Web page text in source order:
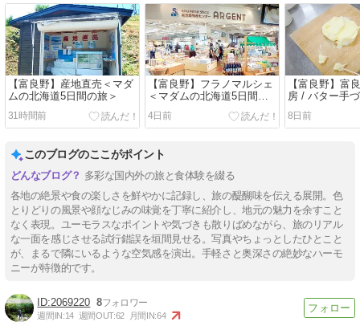
【富良野】産地直売＜マダ
ムの北海道5日間の旅＞
31時間前
【富良野】フラノマルシェ
＜マダムの北海道5日間の
旅＞
4日前
【富良野】富
房 / バター手
マダムの北海
＞
8日前
このブログのここがポイント
多彩な国内外の旅と食体験を綴る
各地の絶景や食の楽しさを鮮やかに記録し、旅の醍醐味を伝える展開。色
とりどりの風景や顔なじみの味覚を丁寧に紹介し、地元の魅力を余すこと
なく表現。ユーモラスなポイントや気づきも散りばめながら、旅のリアル
な一面を感じさせる試行錯誤を垣間見せる。写真やちょっとしたひとこと
が、まるで隣にいるような空気感を演出。手軽さと奥深さの絶妙なハーモ
ニーが特徴的です。
2069220 8
週間IN:14 週間OUT:62 月間IN:64